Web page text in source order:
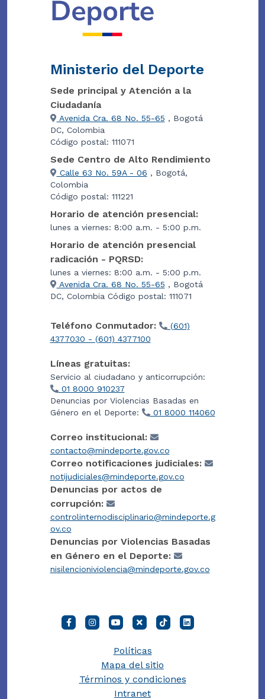
Ministerio del Deporte
Sede principal y Atención a la
Ciudadanía
Avenida Cra. 68 No. 55-65 , Bogotá
DC, Colombia
Código postal: 111071
Sede Centro de Alto Rendimiento
Calle 63 No. 59A - 06 , Bogotá,
Colombia
Código postal: 111221
Horario de atención presencial:
lunes a viernes: 8:00 a.m. - 5:00 p.m.
Horario de atención presencial
radicación - PQRSD:
lunes a viernes: 8:00 a.m. - 5:00 p.m.
Avenida Cra. 68 No. 55-65 , Bogotá
DC, Colombia Código postal: 111071
Teléfono Conmutador:
(601)
4377030 - (601) 4377100
Líneas gratuitas:
Servicio al ciudadano y anticorrupción:
01 8000 910237
Denuncias por Violencias Basadas en
Género en el Deporte:
01 8000 114060
Correo institucional:
contacto@mindeporte.gov.co
Correo notificaciones judiciales:
notijudiciales@mindeporte.gov.co
Denuncias por actos de
corrupción:
controlinternodisciplinario@mindeporte.g
ov.co
Denuncias por Violencias Basadas
en Género en el Deporte:
nisilencioniviolencia@mindeporte.gov.co
Políticas
Mapa del sitio
Términos y condiciones
Intranet